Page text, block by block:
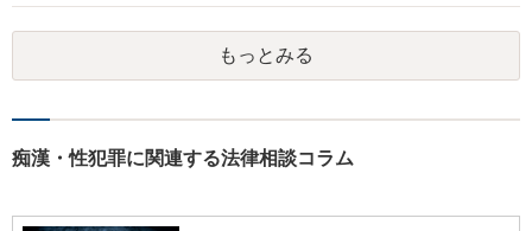
条例違反などに該当する可能性が高いです。ご参考にしてください。
もっとみる
痴漢・性犯罪に関連する法律相談コラム